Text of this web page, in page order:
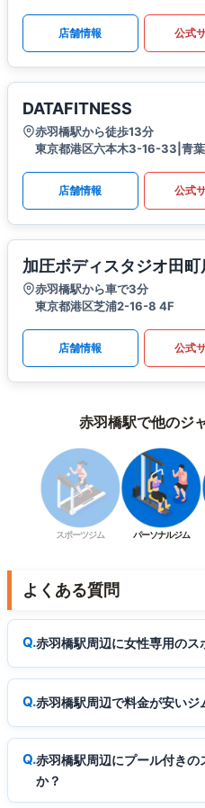
店舗情報 公式
DATAFITNESS
赤羽橋駅から徒歩13分
東京都港区六本木3-16-33|青
店舗情報 公式
加圧ボディスタジオ田町
赤羽橋駅から車で3分
東京都港区芝浦2-16-8 4F
店舗情報 公式
赤羽橋駅で他のジ
スポーツジム パーソナルジム
よくある質問
赤羽橋駅周辺に女性専用のス
赤羽橋駅周辺で料金が安いジ
赤羽橋駅周辺にプール付き
か？